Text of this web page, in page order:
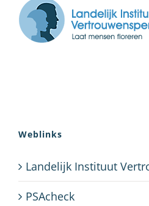
Weblinks
Landelijk Instituut
PSAcheck